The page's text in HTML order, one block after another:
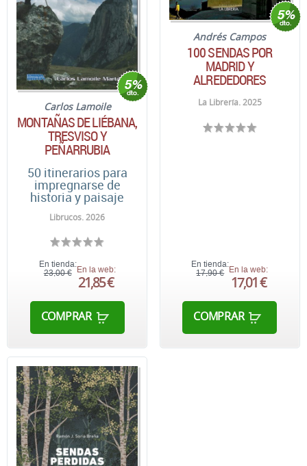
Carlos Lamoile
MONTAÑAS DE LIÉBANA,
TRESVISO Y
PEÑARRUBIA
50 itinerarios para
impregnarse de
historia y paisaje
Librucos. 2026
En tienda:
23,00 € En la web:
21,85 €
COMPRAR
Andrés Campos
100 SENDAS POR
MADRID Y
ALREDEDORES
La Librería. 2025
En tienda:
17,90 € En la web:
17,01 €
COMPRAR